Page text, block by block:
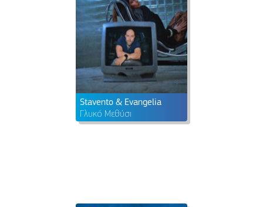
Stavento & Evangelia
Γλυκό Μεθύσι